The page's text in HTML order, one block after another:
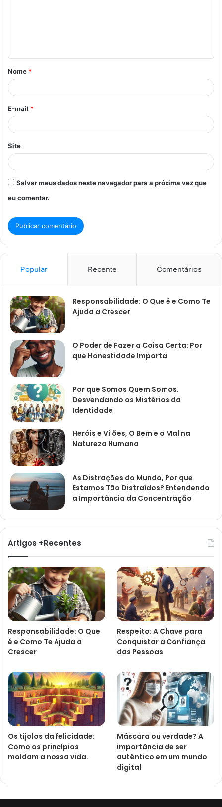
á
r
*
Nome *
E-mail *
Site
Salvar meus dados neste navegador para a próxima vez que
eu comentar.
Popular Recente Comentários
Responsabilidade: O Que é e Como Te
Ajuda a Crescer
O Poder de Fazer a Coisa Certa: Por
que Honestidade Importa
Por que Somos Quem Somos.
Desvendando os Mistérios da
Identidade
Heróis e Vilões, O Bem e o Mal na
Natureza Humana
As Distrações do Mundo, Por que
Estamos Tão Distraídos? Entendendo
a Importância da Concentração
Artigos +Recentes
Responsabilidade: O Que
é e Como Te Ajuda a
Crescer
Respeito: A Chave para
Conquistar a Confiança
das Pessoas
Os tijolos da felicidade:
Como os princípios
moldam a nossa vida.
Máscara ou verdade? A
importância de ser
autêntico em um mundo
digital